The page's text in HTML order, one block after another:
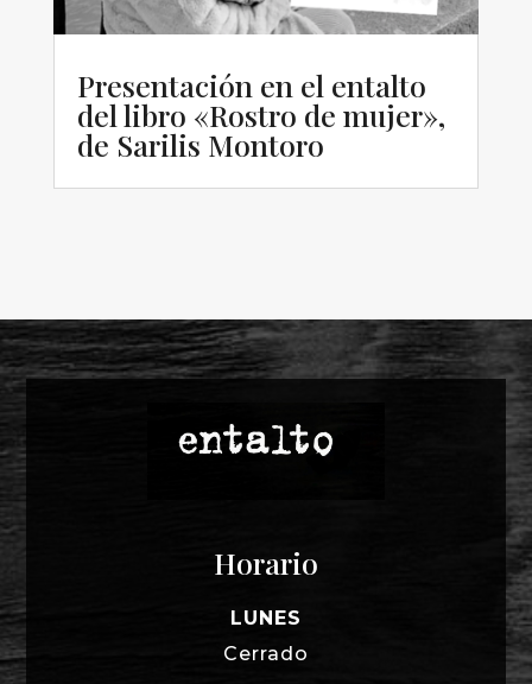
Presentación en el entalto
del libro «Rostro de mujer»,
de Sarilis Montoro
Horario
LUNES
Cerrado